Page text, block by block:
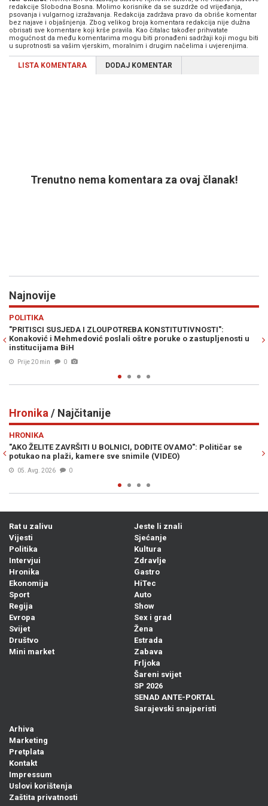
redakcije Slobodna Bosna. Molimo korisnike da se suzdrže od vrijeđanja,
psovanja i vulgarnog izražavanja. Redakcija zadržava pravo da obriše komentar
bez najave i objašnjenja. Zbog velikog broja komentara redakcija nije dužna
obrisati sve komentare koji krše pravila. Kao čitalac također prihvatate
mogućnost da među komentarima mogu biti pronađeni sadržaji koji mogu biti
u suprotnosti sa vašim vjerskim, moralnim i drugim načelima i uvjerenjima.
LISTA KOMENTARA DODAJ KOMENTAR
Trenutno nema komentara za ovaj članak!
Najnovije
poruke o zastupljenosti u
ŠTA SU POKAZALI NOVI
pobjegao iz Bosne i Hercegovine?
Hronika / Najčitanije
OVAMO": Političar se
(VIDEO)
"MALO SU ZALUTALI": Kako su se
kolegama u SBK prije nego što su
Rat u zalivu
Vijesti
Politika
Intervjui
Hronika
Ekonomija
Sport
Regija
Evropa
Svijet
Društvo
Mini market
Jeste li znali
Sjećanje
Kultura
Zdravlje
Gastro
HiTec
Auto
Show
Sex i grad
Žena
Estrada
Zabava
Frljoka
Šareni svijet
SP 2026
SENAD ANTE-PORTAL
Sarajevski snajperisti
Arhiva
Marketing
Pretplata
Kontakt
Impressum
Uslovi korištenja
Zaštita privatnosti